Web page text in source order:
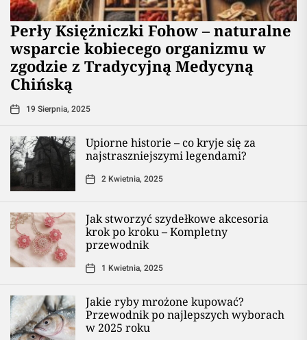
Perły Księżniczki Fohow – naturalne
wsparcie kobiecego organizmu w
zgodzie z Tradycyjną Medycyną
Chińską
19 Sierpnia, 2025
Upiorne historie – co kryje się za
najstraszniejszymi legendami?
2 Kwietnia, 2025
Jak stworzyć szydełkowe akcesoria
krok po kroku – Kompletny
przewodnik
1 Kwietnia, 2025
Jakie ryby mrożone kupować?
Przewodnik po najlepszych wyborach
w 2025 roku